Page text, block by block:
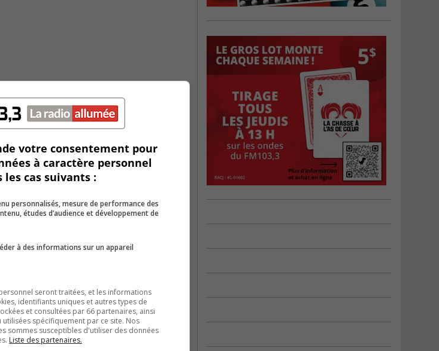
votre consentement pour
à caractère personnel
les cas suivants :
personnalisés, mesure de performance des
études d’audience et développement de
à des informations sur un appareil
seront traitées, et les informations
identifiants uniques et autres types de
et consultées par 66 partenaires, ainsi
utilisées spécifiquement par ce site. Nos
sommes susceptibles d'utiliser des données
Liste des partenaires.